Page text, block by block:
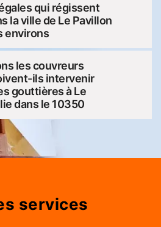
qui régissent
la ville de Le Pavillon
environs
les couvreurs
ils intervenir
gouttières à Le
dans le 10350
services